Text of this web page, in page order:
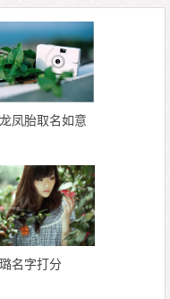
凤胎取名如意
名字打分